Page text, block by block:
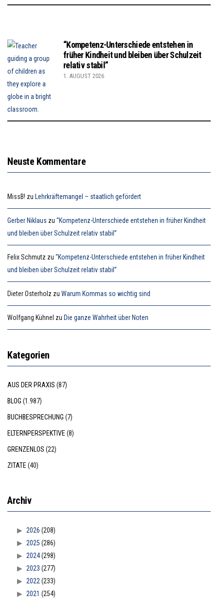
“Kompetenz-Unterschiede entstehen in
früher Kindheit und bleiben über Schulzeit
relativ stabil”
1. AUGUST 2026
Neuste Kommentare
MissB! zu Lehrkräftemangel – staatlich gefördert
Gerber Niklaus zu “Kompetenz-Unterschiede entstehen in früher Kindheit
und bleiben über Schulzeit relativ stabil”
Felix Schmutz zu “Kompetenz-Unterschiede entstehen in früher Kindheit
und bleiben über Schulzeit relativ stabil”
Dieter Osterholz zu Warum Kommas so wichtig sind
Wolfgang Kühnel zu Die ganze Wahrheit über Noten
Kategorien
AUS DER PRAXIS (87)
BLOG (1.987)
BUCHBESPRECHUNG (7)
ELTERNPERSPEKTIVE (8)
GRENZENLOS (22)
ZITATE (40)
Archiv
2026 (208)
2025 (286)
2024(298)
2023 (277)
2022 (233)
2021 (254)